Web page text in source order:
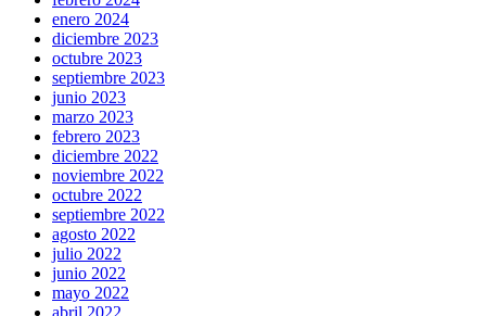
enero 2024
diciembre 2023
octubre 2023
septiembre 2023
junio 2023
marzo 2023
febrero 2023
diciembre 2022
noviembre 2022
octubre 2022
septiembre 2022
agosto 2022
julio 2022
junio 2022
mayo 2022
abril 2022